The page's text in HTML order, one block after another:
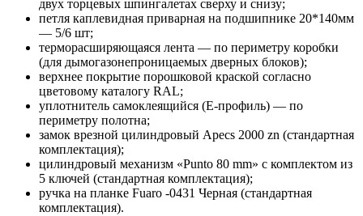
двух торцевых шпингалетах сверху и снизу;
петля каплевидная приварная на подшипнике 20*140мм
— 5/6 шт;
терморасширяющаяся лента — по периметру коробки
(для дымогазонепроницаемых дверных блоков);
верхнее покрытие порошковой краской согласно
цветовому каталогу RAL;
уплотнитель самоклеящийся (E-профиль) — по
периметру полотна;
замок врезной цилиндровый Apecs 2000 zn (стандартная
комплектация);
цилиндровый механизм «Punto 80 mm» с комплектом из
5 ключей (стандартная комплектация);
ручка на планке Fuaro -0431 Черная (стандартная
комплектация).